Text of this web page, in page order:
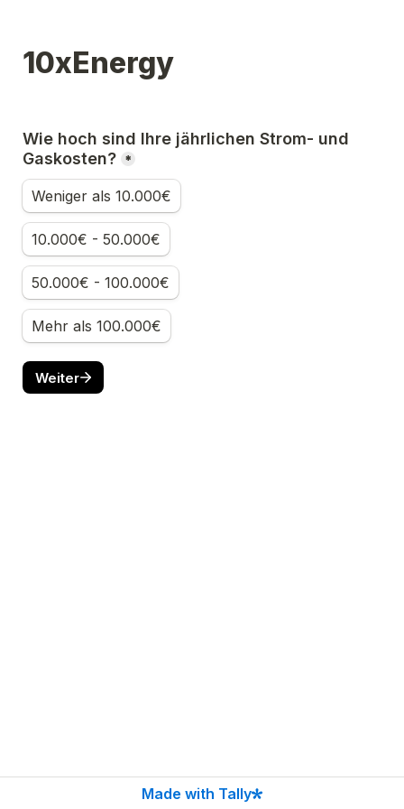
10xEnergy
Wie hoch sind Ihre jährlichen Strom- und
Gaskosten? *
Weniger als 10.000€
10.000€ - 50.000€
50.000€ - 100.000€
Mehr als 100.000€
Weiter
Made with Tally